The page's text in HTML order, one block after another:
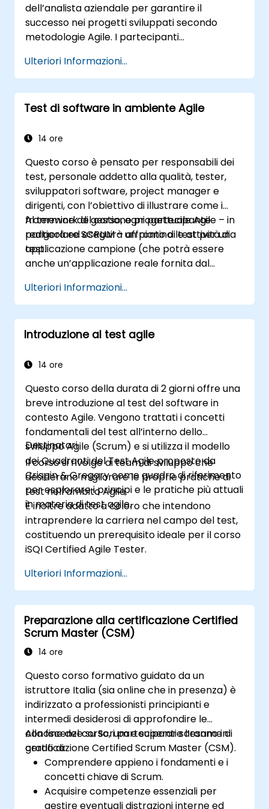
Scrum e al ruolo del Scrum Master come
leader. In aggiunta, il corso prepara gli iscritti
all’esame PSM II basato sulla più recente
edizione dello Scrum Guide.
dell’analista aziendale per garantire il
successo nei progetti sviluppati secondo
metodologie Agile. I partecipanti
Product Owner, lo Scrum Master e il cliente al
fine di facilitare l’intero processo di sviluppo.
Attraverso un progetto simulato, si
eserciteranno nelle situazioni più comuni
Ulteriori Informazioni...
Test di software in ambiente Agile
14 ore
Questo corso è pensato per responsabili dei
test, personale addetto alla qualità, tester,
sviluppatori software, project manager e
dirigenti, con l’obiettivo di illustrare come i
framework di gestione progettuale Agile – in
particolare SCRUM – affrontino le attività di
test.
Al termine del corso, ogni partecipante
redigerà ed eseguirà un piano di test per una
applicazione campione (che potrà essere
anche un’applicazione reale fornita dal
Ulteriori Informazioni...
Introduzione al test agile
14 ore
Questo corso della durata di 2 giorni offre una
breve introduzione al test del software in
contesto Agile. Vengono trattati i concetti
fondamentali del test all’interno dello
sviluppo Agile (Scrum) e si utilizza il modello
dei Quadranti del Test Agile proposto da
Crispin & Gregory come quadro di riferimento
per esplorare i principi e le pratiche più attuali
in materia di test agile.
Destinatari
Il corso si rivolge ai team di sviluppo che
desiderano migliorare le proprie pratiche di
test nell’ambito Agile.
È inoltre adatto a coloro che intendono
intraprendere la carriera nel campo del test,
costituendo un prerequisito ideale per il corso
iSQI Certified Agile Tester.
Ulteriori Informazioni...
Preparazione alla certificazione Certified
Scrum Master (CSM)
14 ore
Questo corso formativo guidato da un
istruttore Italia (sia online che in presenza) è
indirizzato a professionisti principianti e
intermedi desiderosi di approfondire le
conoscenze su Scrum e superare l’esame di
certificazione Certified Scrum Master (CSM).
Alla fine del corso, i partecipanti saranno in
grado di:
Comprendere appieno i fondamenti e i
concetti chiave di Scrum.
Acquisire competenze essenziali per
gestire eventuali distrazioni interne ed